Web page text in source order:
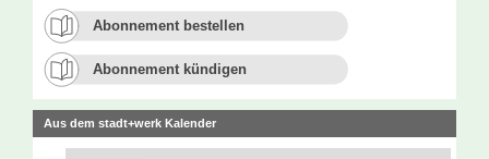
Abonnement bestellen
Abonnement kündigen
Aus dem stadt+werk Kalender